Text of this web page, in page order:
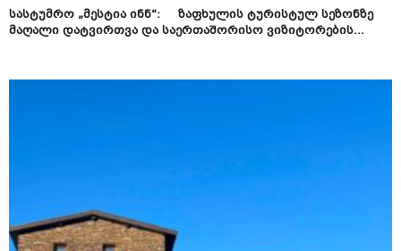
სასტუმრო „მესტია ინნ“: ზაფხულის ტურისტულ სეზონზე
მაღალი დატვირთვა და საერთაშორისო ვიზიტორების...